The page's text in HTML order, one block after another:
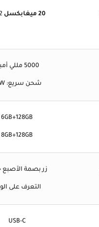
20 ميغابكسل
5000 مللي أمبير
شحن سريع: 33W
6GB+128GB
8GB+128GB
زر بصمة الأصبع
التعرف على
USB-C